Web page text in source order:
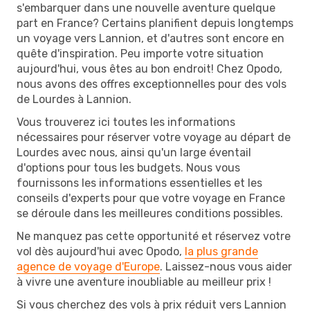
s'embarquer dans une nouvelle aventure quelque
part en France? Certains planifient depuis longtemps
un voyage vers Lannion, et d'autres sont encore en
quête d'inspiration. Peu importe votre situation
aujourd'hui, vous êtes au bon endroit! Chez Opodo,
nous avons des offres exceptionnelles pour des vols
de Lourdes à Lannion.
Vous trouverez ici toutes les informations
nécessaires pour réserver votre voyage au départ de
Lourdes avec nous, ainsi qu'un large éventail
d'options pour tous les budgets. Nous vous
fournissons les informations essentielles et les
conseils d'experts pour que votre voyage en France
se déroule dans les meilleures conditions possibles.
Ne manquez pas cette opportunité et réservez votre
vol dès aujourd'hui avec Opodo, la plus grande
agence de voyage d'Europe. Laissez-nous vous aider
à vivre une aventure inoubliable au meilleur prix !
Si vous cherchez des vols à prix réduit vers Lannion